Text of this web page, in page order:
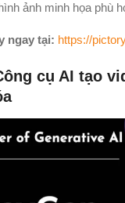
ảnh minh họa phù
ngay tại: https://
cụ AI tạo